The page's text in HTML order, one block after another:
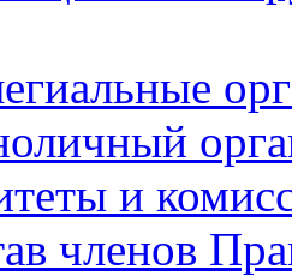
и
членов